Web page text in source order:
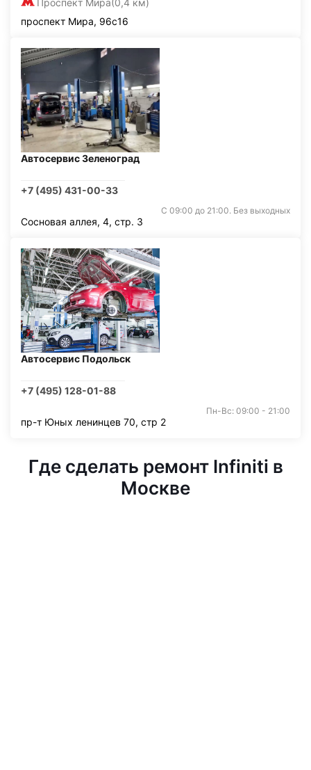
Проспект Мира(0,4 км)
проспект Мира, 96с16
Автосервис Зеленоград
+7 (495) 431-00-33
С 09:00 до 21:00. Без выходных
Сосновая аллея, 4, стр. 3
Автосервис Подольск
+7 (495) 128-01-88
Пн-Вс: 09:00 - 21:00
пр-т Юных ленинцев 70, стр 2
Где сделать ремонт Infiniti в
Москве